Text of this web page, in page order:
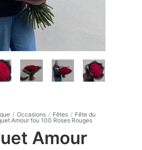
/ Occasions / Fêtes / Fête du
Amour fou 100 Roses Rouges
Amour